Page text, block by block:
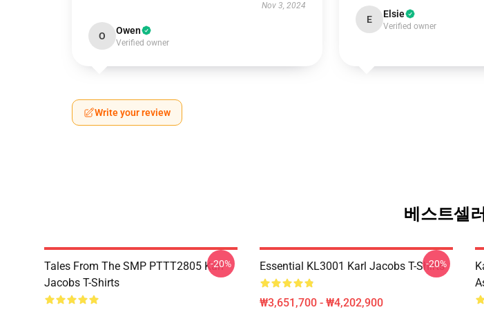
Nov 3, 2024
O Owen
Verified owner
E Elsie
Verified owner
Write your review
베스트셀
Tales From The SMP PTTT2805 Karl
Jacobs T-Shirts
-20% Essential KL3001 Karl Jacobs T-Shirts
₩3,651,700 - ₩4,202,900
-20%